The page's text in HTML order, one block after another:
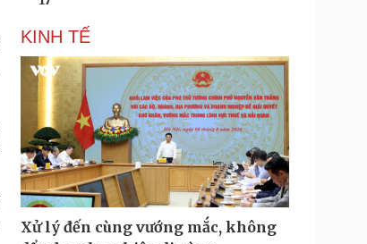
KINH TẾ
Xử lý đến cùng vướng mắc, không